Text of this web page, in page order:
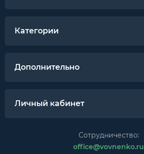
Категории
Дополнительно
Личный кабинет
Сотрудничество:
office@vovnenko.ru